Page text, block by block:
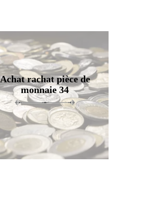
Achat rachat pièce de
monnaie 34